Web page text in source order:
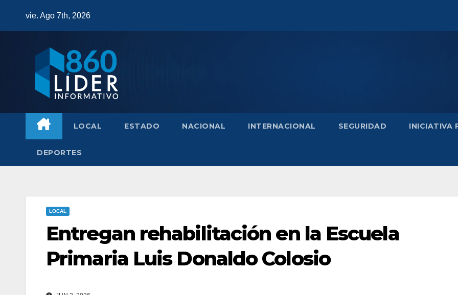
vie. Ago 7th, 2026
LOCAL ESTADO NACIONAL INTERNACIONAL SEGURIDAD INICIATIVA
DEPORTES
LOCAL
Entregan rehabilitación en la Escuela
Primaria Luis Donaldo Colosio